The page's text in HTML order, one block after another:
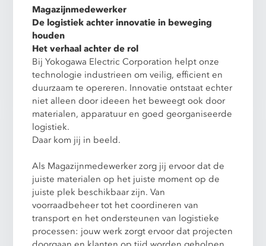
Magazijnmedewerker
De logistiek achter innovatie in beweging
houden
Het verhaal achter de rol
Bij Yokogawa Electric Corporation helpt onze
technologie industrieen om veilig, efficient en
duurzaam te opereren. Innovatie ontstaat echter
niet alleen door ideeen het beweegt ook door
materialen, apparatuur en goed georganiseerde
logistiek.
Daar kom jij in beeld.
Als Magazijnmedewerker zorg jij ervoor dat de
juiste materialen op het juiste moment op de
juiste plek beschikbaar zijn. Van
voorraadbeheer tot het coordineren van
transport en het ondersteunen van logistieke
processen: jouw werk zorgt ervoor dat projecten